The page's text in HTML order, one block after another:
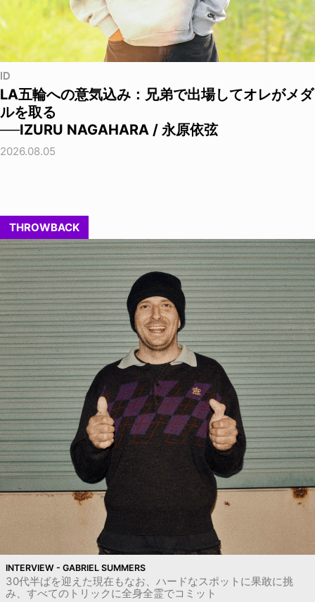
ID
LA五輪への意気込み：兄弟で出場してオレがメダ
ルを取る
──IZURU NAGAHARA / 永原依弦
2026.08.05
THROWBACK
INTERVIEW - GABRIEL SUMMERS
30代半ばを迎えた現在もなお、ハードなスポットに果敢に挑
み、すべてのトリックに全身全霊でコミット